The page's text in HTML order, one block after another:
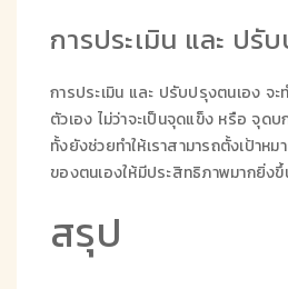
การประเมิน และ ปรั
การประเมิน และ ปรับปรุงตนเอง จะท
ตัวเอง ไม่ว่าจะเป็นจุดแข็ง หรือ จุ
ทั้งยังช่วยทำให้เราสามารถตั้งเป้าห
ของตนเองให้มีประสิทธิภาพมากยิ่งขึ้
สรุป